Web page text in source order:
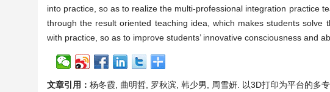
into practice, so as to realize the multi-professional integration practice
through the result oriented teaching idea, which makes students
with practice, so as to improve students’ innovative consciousness and
文章引用： 杨冬霞, 曲明哲, 罗秋滨, 韩少男, 周雪妍. 以3D打印为平台的多